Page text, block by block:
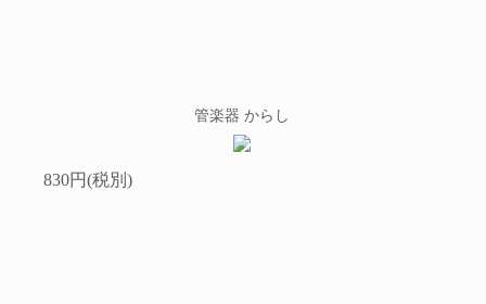
管楽器 からし
830円(税別)